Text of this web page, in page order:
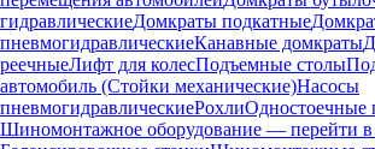
гидравлическиеДомкраты подкатные
пневмогидравлическиеКанавные домкраты
реечныеЛифт для колесПодъемные столы
автомобиль (Стойки механические)Насосы
пневмогидравлическиеРохлиОдностоечные
Шиномонтажное оборудование — перейти в